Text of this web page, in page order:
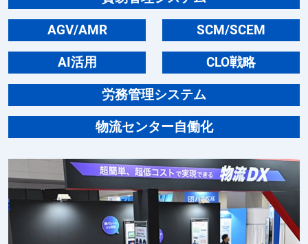
AGV/AMR SCM/SCEM
AI活用 CLO戦略
労務管理システム
物流センター自働化